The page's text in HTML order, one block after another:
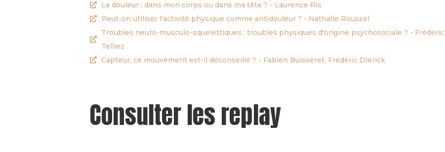
La douleur : dans mon corps ou dans ma tête ? - Laurence Ris
Peut-on utiliser l'activité physique comme antidouleur ? - Nathalie Roussel
Troubles neuro-musculo-squelettiques : troubles physiques d'origine psychosociale ? - Frédéric
Telliez
Capteur, ce mouvement est-il déconseillé ? - Fabien Buisseret, Frédéric Dierick
Consulter les replay